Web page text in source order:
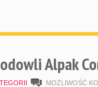
Alpak
MOŻLIWOŚĆ